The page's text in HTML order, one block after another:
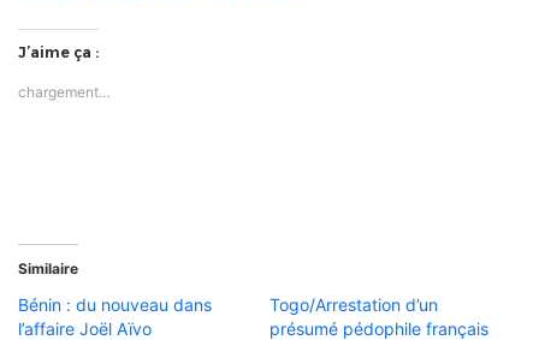
J’aime ça :
chargement…
Similaire
Bénin : du nouveau dans
l’affaire Joël Aïvo
Togo/Arrestation d’un
présumé pédophile français